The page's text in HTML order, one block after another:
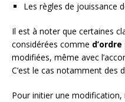
Les règles de jouissance
Il est à noter que certaines
considérées comme
modifiées, même avec
C’est le cas notamment des
Pour initier une